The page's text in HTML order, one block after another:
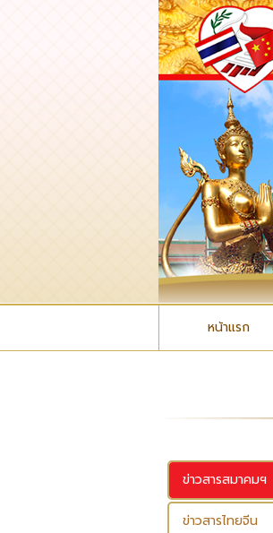
หน้าแรก
ข่าวสารสมาคมฯ
ข่าวสารไทยจีน